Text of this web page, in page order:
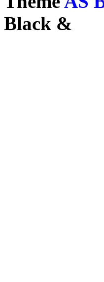
Black &